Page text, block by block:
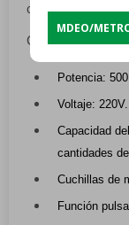
cocina al
Características:
Potencia:
Voltaje: 220V.
Capacidad
cantidades
Cuchillas de
Función
MDEO/